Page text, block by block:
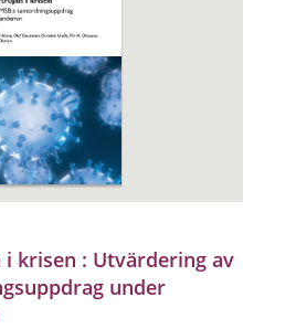
krisen : Utvärdering av
under